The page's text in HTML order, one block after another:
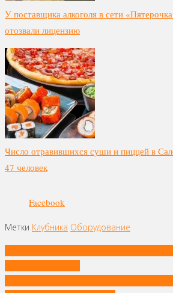
У поставщика алкоголя в сети
отозвали лицензию
Число отравившихся суши и пиццей в
47 человек
Facebook
Метки Клубника Оборудование